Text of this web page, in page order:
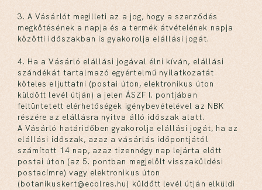
3. A Vásárlót megilleti az a jog, hogy a szerződés
megkötésének a napja és a termék átvételének napja
közötti időszakban is gyakorolja elállási jogát.
4. Ha a Vásárló elállási jogával élni kíván, elállási
szándékát tartalmazó egyértelmű nyilatkozatát
köteles eljuttatni (postai úton, elektronikus úton
küldött levél útján) a jelen ÁSZF I. pontjában
feltüntetett elérhetőségek igénybevételével az NBK
részére az elállásra nyitva álló időszak alatt.
A Vásárló határidőben gyakorolja elállási jogát, ha az
elállási időszak, azaz a vásárlás időpontjától
számított 14 nap, azaz tizennégy nap lejárta előtt
postai úton (az 5. pontban megjelölt visszaküldési
postacímre) vagy elektronikus úton
(botanikuskert@ecolres.hu) küldött levél útján elküldi